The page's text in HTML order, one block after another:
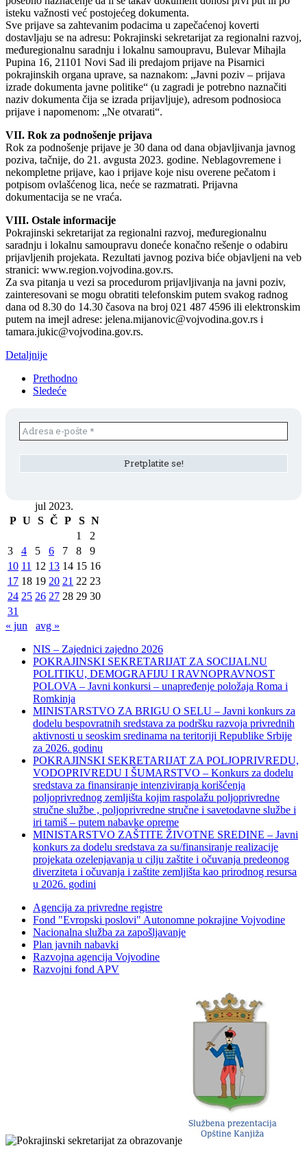
isteku važnosti već postojećeg dokumenta.
Sve prijave sa zahtevanim podacima u zapečaćenoj koverti
dostavljaju se na adresu: Pokrajinski sekretarijat za regionalni razvoj,
međuregionalnu saradnju i lokalnu samoupravu, Bulevar Mihajla
Pupina 16, 21101 Novi Sad ili predajom prijave na Pisarnici
pokrajinskih organa uprave, sa naznakom: „Javni poziv – prijava
izrade dokumenta javne politike“ (u zagradi je potrebno naznačiti
naziv dokumenta čija se izrada prijavljuje), adresom podnosioca
prijave i napomenom: „Ne otvarati“.
VII. Rok za podnošenje prijava
Rok za podnošenje prijave je 30 dana od dana objavljivanja javnog
poziva, tačnije, do 21. avgusta 2023. godine. Neblagovremene i
nekompletne prijave, kao i prijave koje nisu overene pečatom i
potpisom ovlašćenog lica, neće se razmatrati. Prijavna
dokumentacija se ne vraća.
VIII. Ostale informacije
Pokrajinski sekretarijat za regionalni razvoj, međuregionalnu
saradnju i lokalnu samoupravu doneće konačno rešenje o odabiru
prijavljenih projekata. Rezultati javnog poziva biće objavljeni na veb
stranici: www.region.vojvodina.gov.rs.
Za sva pitanja u vezi sa procedurom prijavljivanja na javni poziv,
zainteresovani se mogu obratiti telefonskim putem svakog radnog
dana od 8.30 do 14.30 časova na broj 021 487 4596 ili elektronskim
putem na imejl adrese: jelena.mijanovic@vojvodina.gov.rs i
tamara.jukic@vojvodina.gov.rs.
Detaljnije
Prethodno
Sledeće
jul 2023.
P U S Č P S N
1
2
3
4 5 6 7 8
9
10 11 12 13 14 15 16
17 18 19 20 21 22 23
24 25 26 27 28 29 30
31
« jun
avg »
NIS – Zajednici zajedno 2026
POKRAJINSKI SEKRETARIJAT ZA SOCIJALNU
POLITIKU, DEMOGRAFIJU I RAVNOPRAVNOST
POLOVA – Javni konkursi – unapređenje položaja Roma i
Romkinja
MINISTARSTVO ZA BRIGU O SELU – Javni konkurs za
dodelu bespovratnih sredstava za podršku razvoja privrednih
aktivnosti u seoskim sredinama na teritoriji Republike Srbije
za 2026. godinu
POKRAJINSKI SEKRETARIJAT ZA POLJOPRIVREDU,
VODOPRIVREDU I ŠUMARSTVO – Konkurs za dodelu
sredstava za finansiranje intenziviranja korišćenja
poljoprivrednog zemljišta kojim raspolažu poljoprivredne
stručne službe , poljoprivredne stručne i savetodavne službe i
iri tamiš ‒ putem nabavke opreme
MINISTARSTVO ZAŠTITE ŽIVOTNE SREDINE – Javni
konkurs za dodelu sredstava za su/finansiranje realizacije
projekata ozelenjavanja u cilju zaštite i očuvanja predeonog
diverziteta i očuvanja i zaštite zemljišta kao prirodnog resursa
u 2026. godini
Agencija za privredne registre
Fond "Evropski poslovi" Autonomne pokrajine Vojvodine
Nacionalna služba za zapošljavanje
Plan javnih nabavki
Razvojna agencija Vojvodine
Razvojni fond APV